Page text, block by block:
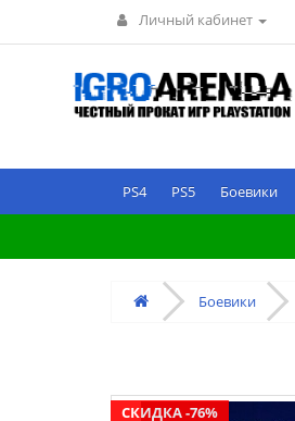
Личный кабинет
PS4 PS5 Боевики
Боевики
СКИДКА -76%